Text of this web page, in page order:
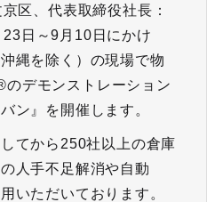
区、代表取締役社長：
日～9月10日にかけ
縄を除く）の現場で物
デモンストレーション
ン』を開催します。
てから250社以上の倉庫
人手不足解消や自動
いただいております。